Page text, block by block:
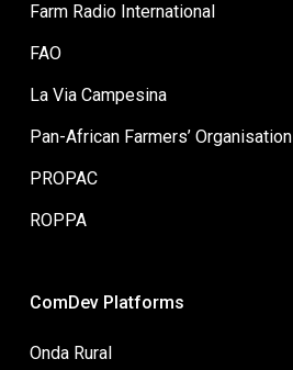
Farm Radio International
FAO
La Via Campesina
Pan-African Farmers’ Organisation
PROPAC
ROPPA
ComDev Platforms
Onda Rural